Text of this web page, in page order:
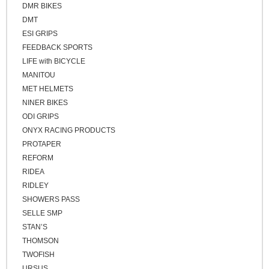
ゴールド
シルバー
その他
ベージュ
ブロンズ
DMR BIKES
DMT
ESI GRIPS
FEEDBACK SPORTS
LIFE with BICYCLE
MANITOU
MET HELMETS
NINER BIKES
ODI GRIPS
ONYX RACING PRODUCTS
PROTAPER
REFORM
RIDEA
RIDLEY
SHOWERS PASS
SELLE SMP
STAN’S
THOMSON
TWOFISH